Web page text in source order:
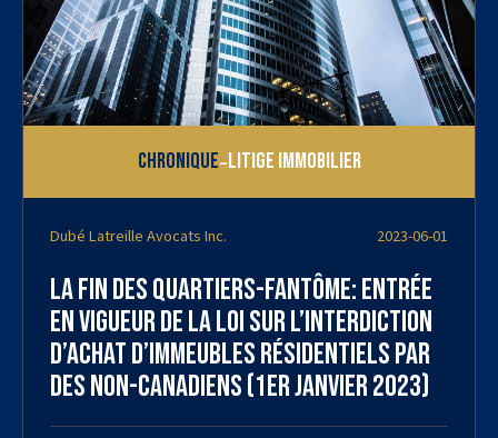
Chronique-Litige immobilier
Dubé Latreille Avocats Inc. 2023-06-01
La fin des quartiers-fantôme: entrée
en vigueur de la loi sur l’interdiction
d’achat d’immeubles résidentiels par
des non-canadiens (1er janvier 2023)